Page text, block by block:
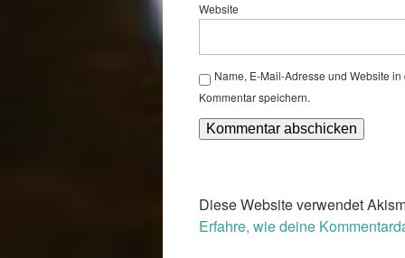
Website
Name, E-Mail-Adresse und Website
Kommentar speichern.
Diese Website verwendet
Erfahre, wie deine